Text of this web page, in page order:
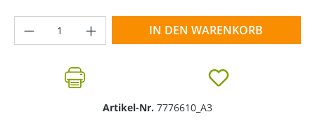
Produkt Anzahl: Gib den gewünschten
IN DEN WARENKORB
Artikel-Nr. 7776610_A3